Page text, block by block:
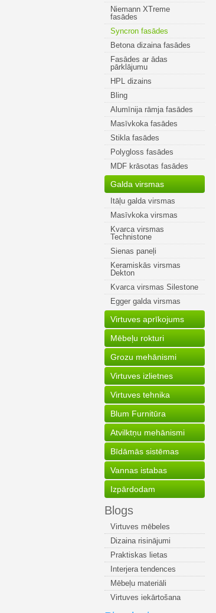
Niemann XTreme
fasādes
Syncron fasādes
Betona dizaina fasādes
Fasādes ar ādas
pārklājumu
HPL dizains
Bling
Alumīnija rāmja fasādes
Masīvkoka fasādes
Stikla fasādes
Polygloss fasādes
MDF krāsotas fasādes
Galda virsmas
Itāļu galda virsmas
Masīvkoka virsmas
Kvarca virsmas
Technistone
Sienas paneļi
Keramiskās virsmas
Dekton
Kvarca virsmas Silestone
Egger galda virsmas
Virtuves aprīkojums
Mēbeļu rokturi
Grozu mehānismi
Virtuves izlietnes
Virtuves tehnika
Blum Furnitūra
Atvilktņu mehānismi
Bīdāmās sistēmas
Vannas istabas
Izpārdodam
Blogs
Virtuves mēbeles
Dizaina risinājumi
Praktiskas lietas
Interjera tendences
Mēbeļu materiāli
Virtuves iekārtošana